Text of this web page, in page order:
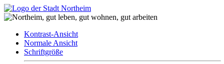
Kontrast-Ansicht
Normale Ansicht
Schriftgröße